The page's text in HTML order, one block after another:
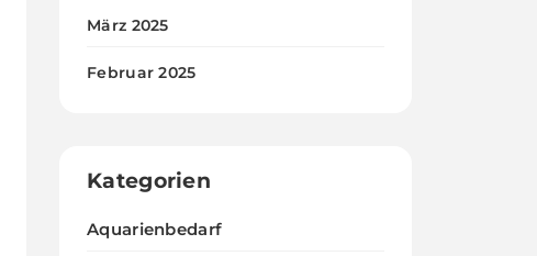
März 2025
Februar 2025
Kategorien
Aquarienbedarf